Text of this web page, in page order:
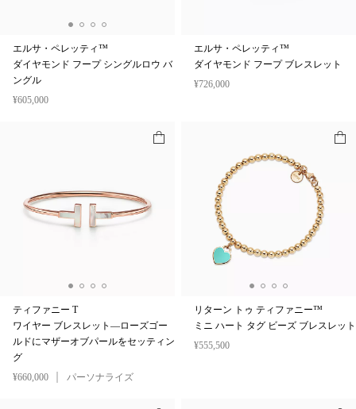
エルサ・ペレッティ™
ダイヤモンド フープ シングルロウ バ
ングル
¥605,000
エルサ・ペレッティ™
ダイヤモンド フープ ブレスレット
¥726,000
ティファニー T
ワイヤー ブレスレット—ローズゴー
ルドにマザーオブパールをセッティン
グ
¥660,000
パーソナライズ
リターン トゥ ティファニー™
ミニ ハート タグ ビーズ ブレスレット
¥555,500